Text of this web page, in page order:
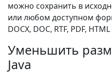
можно сохранить в
или любом доступном
DOCX, DOC, RTF, PDF,
Уменьшить
Java